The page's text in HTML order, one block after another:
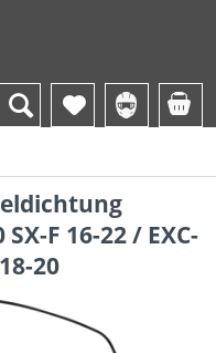
F 16-22 / EXC-
20